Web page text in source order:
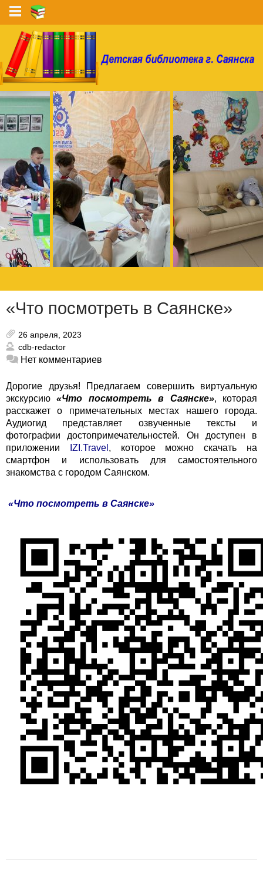
«Что посмотреть в Саянске»
26 апреля, 2023
cdb-redactor
Нет комментариев
Дорогие друзья! Предлагаем совершить виртуальную
экскурсию«Что посмотреть в Саянске», которая
расскажет о примечательных местах нашего города.
Аудиогид представляет озвученные тексты и
фотографии достопримечательностей. Он доступен в
приложении
IZI.Travel , которое можно скачать на
смартфон и использовать для самостоятельного
знакомства с городом Саянском.
«Что посмотреть в Саянске»